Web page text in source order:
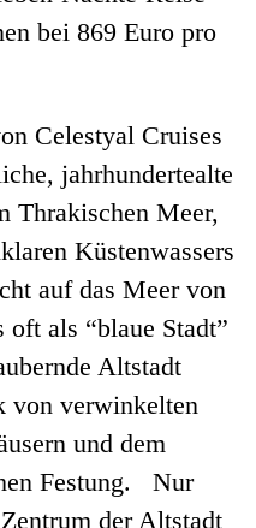
bei 869 Euro pro
Celestyal Cruises
jahrhundertealte
Thrakischen Meer,
Küstenwassers
auf das Meer von
als “blaue Stadt”
Altstadt
von verwinkelten
und dem
Festung. Nur
der Altstadt